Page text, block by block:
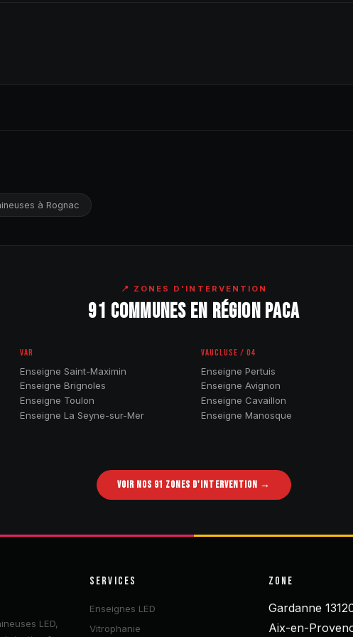
à Rognac
📍 ZONES D'INTERVENTION
91 COMMUNES EN RÉGION PACA
VAR
Enseigne Saint-Maximin
Enseigne Brignoles
Enseigne Toulon
Enseigne La Seyne-sur-Mer
VAUCLUSE / 04
Enseigne Pertuis
Enseigne Avignon
Enseigne Cavaillon
Enseigne Manosque
VOIR NOS 91 ZONES D'INTERVENTION →
LED,
SERVICES
Enseignes LED
Vitrophanie
ZONE
Gardanne
Aix-en-